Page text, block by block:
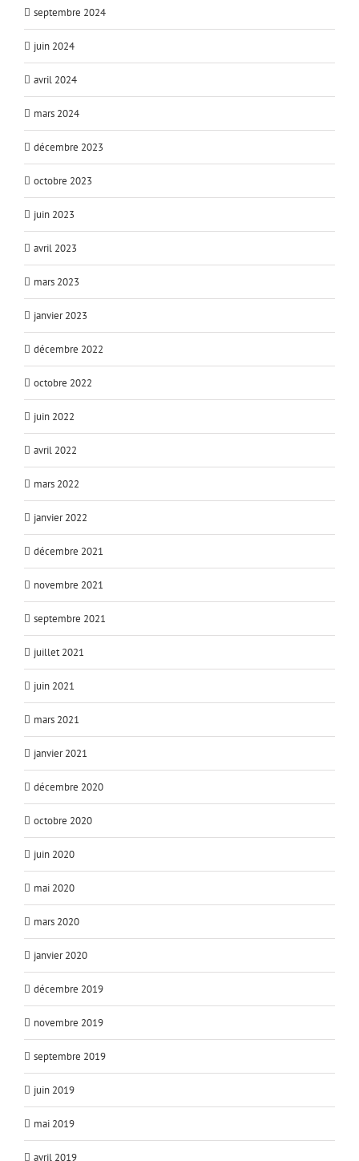
septembre 2024
juin 2024
avril 2024
mars 2024
décembre 2023
octobre 2023
juin 2023
avril 2023
mars 2023
janvier 2023
décembre 2022
octobre 2022
juin 2022
avril 2022
mars 2022
janvier 2022
décembre 2021
novembre 2021
septembre 2021
juillet 2021
juin 2021
mars 2021
janvier 2021
décembre 2020
octobre 2020
juin 2020
mai 2020
mars 2020
janvier 2020
décembre 2019
novembre 2019
septembre 2019
juin 2019
mai 2019
avril 2019